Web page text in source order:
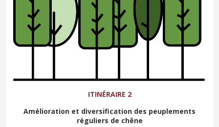
ITINÉRAIRE 2
Amélioration et diversification des peuplements
réguliers de chêne